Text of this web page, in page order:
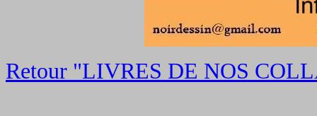
Retour "LIVRES DE NOS